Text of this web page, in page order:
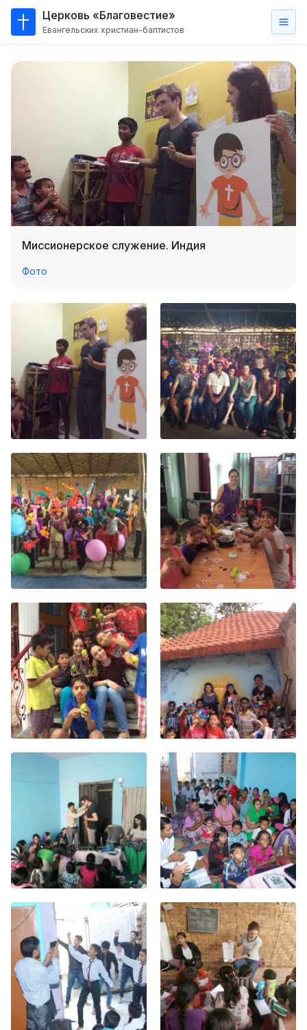
Церковь «Благовестие»
Евангельских христиан-баптистов
Кто такие баптисты?
Проповеди
Пасторское наставление
Проповеди
Серии проповедей
Трансляции
Прославление
Библия
Воскресная
школа
Фото Воскресной школы
Видео Воскресной школы
Фото
Видео
Архив
Пожертвования
Миссионерское служение. Индия
Фото